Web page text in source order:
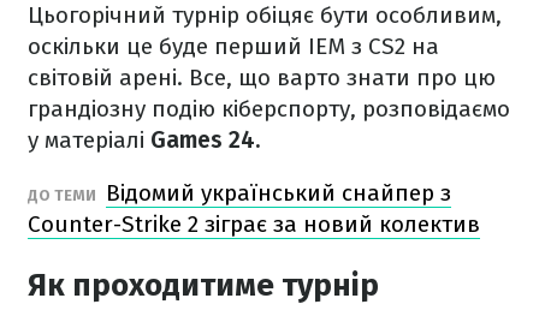
Цьогорічний турнір обіцяє бути особливим,
оскільки це буде перший IEM з CS2 на
світовій арені. Все, що варто знати про цю
грандіозну подію кіберспорту, розповідаємо
у матеріалі Games 24.
ДО ТЕМИ
Відомий український снайпер з
Counter-Strike 2 зіграє за новий колектив
Як проходитиме турнір